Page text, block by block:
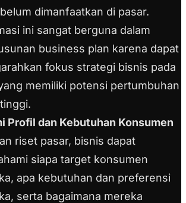
dimanfaatkan di pasar.
ini sangat berguna dalam
business plan karena dapat
fokus strategi bisnis pada
memiliki potensi pertumbuhan
Profil dan Kebutuhan Konsumen
riset pasar, bisnis dapat
siapa target konsumen
apa kebutuhan dan preferensi
serta bagaimana mereka